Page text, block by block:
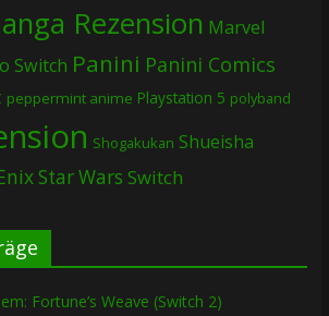
Rezension Marvel
Switch Panini Panini Comics
peppermint anime Playstation 5 polyband
Shogakukan Shueisha
Star Wars Switch
Fortune’s Weave (Switch 2)